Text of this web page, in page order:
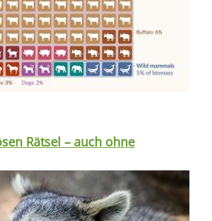
Rätsel – auch ohne